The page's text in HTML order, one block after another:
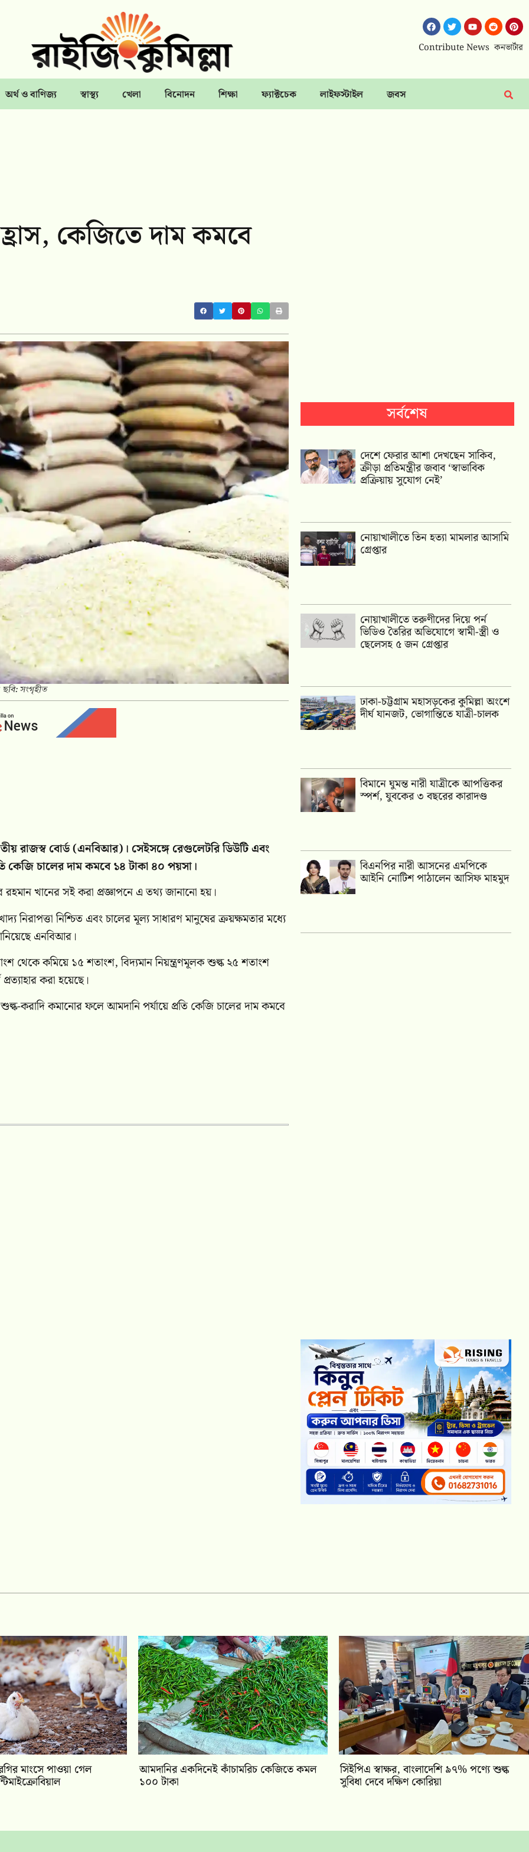
Contribute News কনভার্টার
অর্থ ও বাণিজ্য স্বাস্থ্য খেলা বিনোদন শিক্ষা ফ্যাক্টচেক লাইফস্টাইল জবস
কেজিতে দাম কমবে
ছবি: সংগৃহীত
রাজস্ব বোর্ড (এনবিআর)। সেইসঙ্গে রেগুলেটরি ডিউটি এবং
কেজি চালের দাম কমবে ১৪ টাকা ৪০ পয়সা।
খানের সই করা প্রজ্ঞাপনে এ তথ্য জানানো হয়।
নিশ্চিত এবং চালের মূল্য সাধারণ মানুষের ক্রয়ক্ষমতার মধ্যে
এনবিআর।
থেকে কমিয়ে ১৫ শতাংশ, বিদ্যমান নিয়ন্ত্রণমূলক শুল্ক ২৫ শতাংশ
করা হয়েছে।
করাদি কমানোর ফলে আমদানি পর্যায়ে প্রতি কেজি চালের দাম কমবে
সর্বশেষ
দেশে ফেরার আশা দেখছেন সাকিব,
ক্রীড়া প্রতিমন্ত্রীর জবাব ‘স্বাভাবিক
প্রক্রিয়ায় সুযোগ নেই’
নোয়াখালীতে তিন হত্যা মামলার আসামি
গ্রেপ্তার
নোয়াখালীতে তরুণীদের দিয়ে পর্ন
ভিডিও তৈরির অভিযোগে স্বামী-স্ত্রী ও
ছেলেসহ ৫ জন গ্রেপ্তার
ঢাকা-চট্টগ্রাম মহাসড়কের কুমিল্লা অংশে
দীর্ঘ যানজট, ভোগান্তিতে যাত্রী-চালক
বিমানে ঘুমন্ত নারী যাত্রীকে আপত্তিকর
স্পর্শ, যুবকের ৩ বছরের কারাদণ্ড
বিএনপির নারী আসনের এমপিকে
আইনি নোটিশ পাঠালেন আসিফ মাহমুদ
মাংসে পাওয়া গেল আমদানির একদিনেই কাঁচামরিচ কেজিতে কমল
১০০ টাকা
সিইপিএ স্বাক্ষর, বাংলাদেশি ৯৭% পণ্যে শুল্ক
সুবিধা দেবে দক্ষিণ কোরিয়া